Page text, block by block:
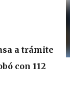
a trámite
con 112